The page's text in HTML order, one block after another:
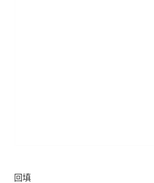
回填